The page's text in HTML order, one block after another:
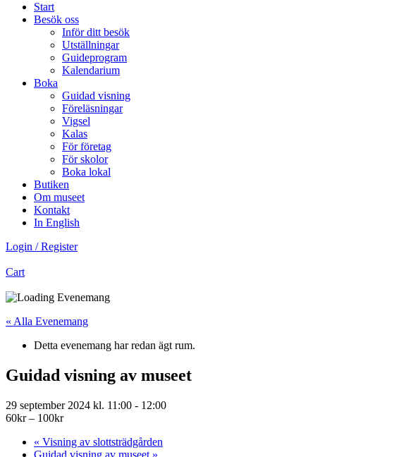
Start
Besök oss
Inför ditt besök
Utställningar
Guideprogram
Kalendarium
Boka
Guidad visning
Föreläsningar
Vigsel
Kalas
För företag
För skolor
Boka lokal
Butiken
Om museet
Kontakt
In English
Login / Register
Cart
« Alla Evenemang
Detta evenemang har redan ägt rum.
Guidad visning av museet
29 september 2024 kl. 11:00 - 12:00
60kr – 100kr
« Visning av slottsträdgården
Guidad visning av museet »